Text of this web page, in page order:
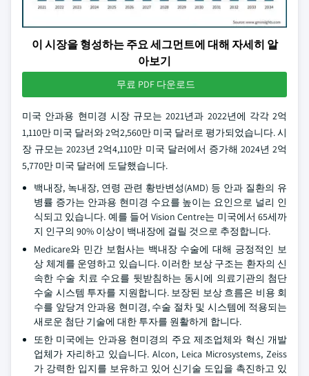
이 시장을 형성하는 주요 세그먼트에 대해 자세히 알
아보기
무료 PDF 다운로드
미국 안과용 현미경 시장 규모는 2021년과 2022년에 각각 2억
1,110만 미국 달러와 2억2,560만 미국 달러로 평가되었습니다. 시
장 규모는 2023년 2억4,110만 미국 달러에서 증가해 2024년 2억
5,770만 미국 달러에 도달했습니다.
백내장, 녹내장, 연령 관련 황반변성(AMD) 등 안과 질환의 유
병률 증가는 안과용 현미경 수요를 높이는 요인으로 널리 인
식되고 있습니다. 예를 들어 Vision Centre는 미국에서 65세까
지 인구의 90% 이상이 백내장에 걸릴 것으로 추정합니다.
Medicare와 민간 보험사는 백내장 수술에 대해 긍정적인 보
상 체계를 운영하고 있습니다. 이러한 보상 구조는 환자의 신
속한 수술 치료 수요를 뒷받침하는 동시에 의료기관의 첨단
수술 시스템 투자를 지원합니다. 보장된 보상 흐름은 비용 회
수를 앞당겨 안과용 현미경, 수술 절차 및 시스템에 적용되는
새로운 첨단 기술에 대한 투자를 원활하게 합니다.
또한 미국에는 안과용 현미경의 주요 제조업체와 혁신 개발
업체가 자리하고 있습니다. Alcon, Leica Microsystems, Zeiss
가 강력한 입지를 보유하고 있어 신기술 도입을 촉진하고 있